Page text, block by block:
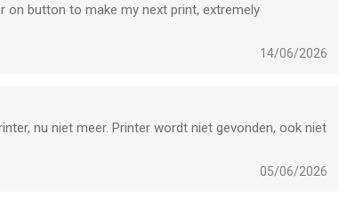
button to make my next print, extremely
14/06/2026
nu niet meer. Printer wordt niet gevonden, ook niet
05/06/2026